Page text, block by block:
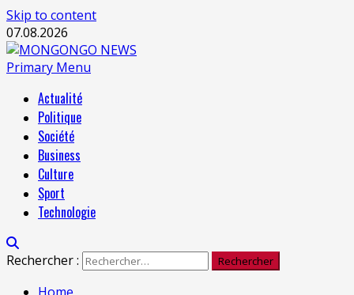
Skip to content
07.08.2026
Primary Menu
Actualité
Politique
Société
Business
Culture
Sport
Technologie
Rechercher :